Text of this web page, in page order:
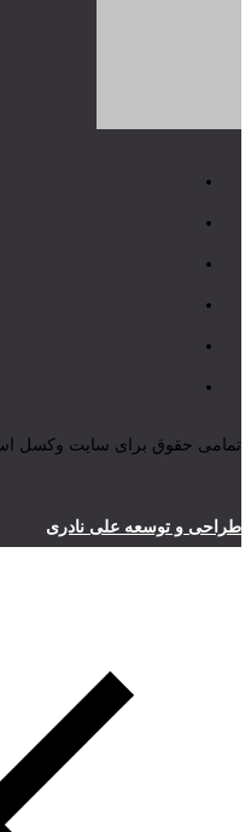
تمامی حقوق برای سایت وکسل
طراحی و توسعه علی نادری